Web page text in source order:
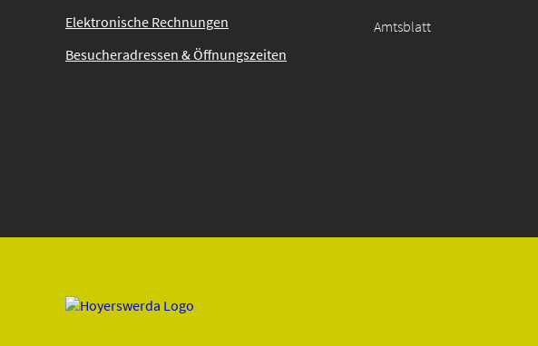
Elektronische Rechnungen
Besucheradressen & Öffnungszeiten
Amtsblatt